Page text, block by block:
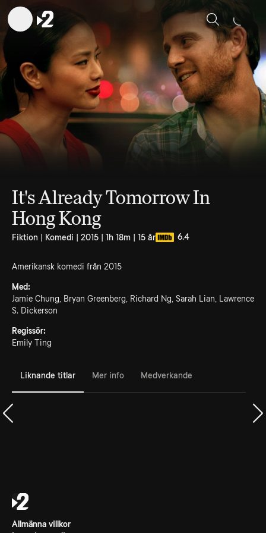
Sök
It's Already Tomorrow In
Hong Kong
Fiktion | Komedi | 2015 | 1h 18m | 15 år 6.4
Amerikansk komedi från 2015
Med:
Jamie Chung, Bryan Greenberg, Richard Ng, Sarah Lian, Lawrence
S. Dickerson
Regissör:
Emily Ting
Liknande titlar Mer info Medverkande
Allmänna villkor